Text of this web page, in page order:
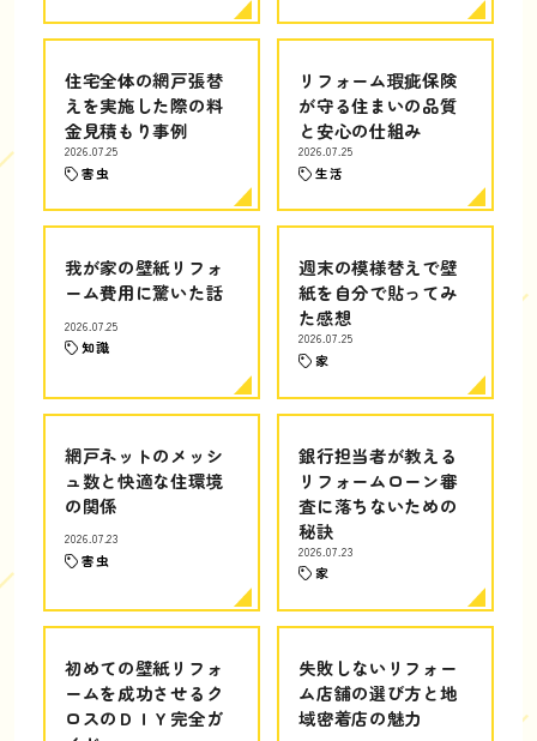
住宅全体の網戸張替
えを実施した際の料
金見積もり事例
2026.07.25
害虫
リフォーム瑕疵保険
が守る住まいの品質
と安心の仕組み
2026.07.25
生活
我が家の壁紙リフォ
ーム費用に驚いた話
2026.07.25
知識
週末の模様替えで壁
紙を自分で貼ってみ
た感想
2026.07.25
家
網戸ネットのメッシ
ュ数と快適な住環境
の関係
2026.07.23
害虫
銀行担当者が教える
リフォームローン審
査に落ちないための
秘訣
2026.07.23
家
初めての壁紙リフォ
ームを成功させるク
ロスのＤＩＹ完全ガ
失敗しないリフォー
ム店舗の選び方と地
域密着店の魅力